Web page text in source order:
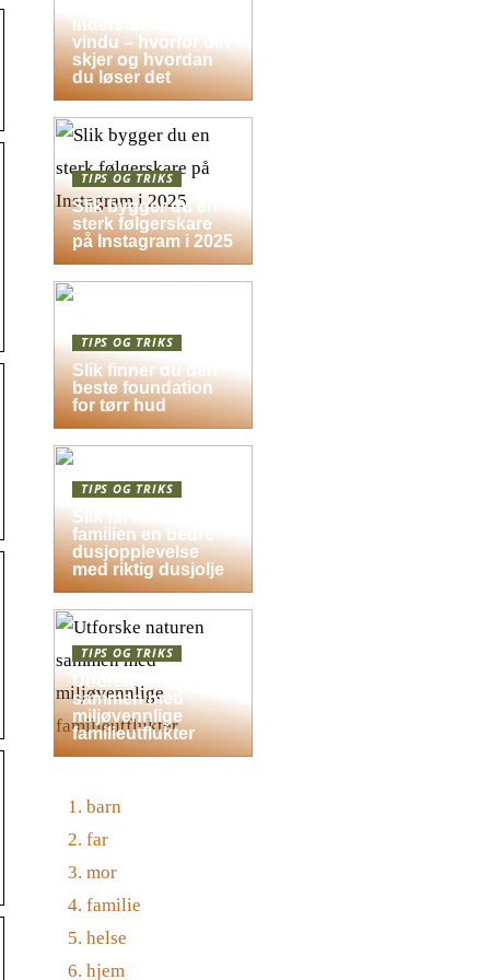
indersiden av
vindu – hvorfor det
skjer og hvordan
du løser det
TIPS OG TRIKS
Slik bygger du en
sterk følgerskare
på Instagram i 2025
TIPS OG TRIKS
Slik finner du den
beste foundation
for tørr hud
TIPS OG TRIKS
Slik får hele
familien en bedre
dusjopplevelse
med riktig dusjolje
TIPS OG TRIKS
Utforske naturen
sammen med
miljøvennlige
familieutflukter
barn
far
mor
familie
helse
hjem